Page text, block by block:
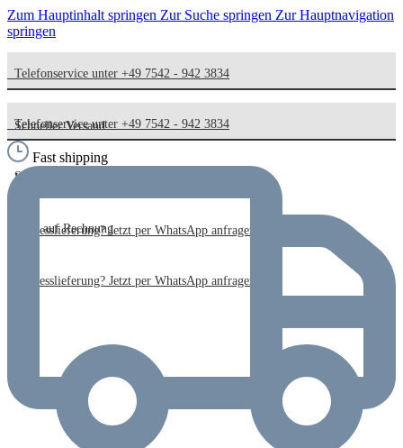
Zum Hauptinhalt springen Zur Suche springen Zur Hauptnavigation
springen
Telefonservice unter +49 7542 - 942 3834
Schneller Versand
Kauf auf Rechnung
Expresslieferung? Jetzt per WhatsApp anfragen!
Telefonservice unter +49 7542 - 942 3834
Schneller Versand
Kauf auf Rechnung
Expresslieferung? Jetzt per WhatsApp anfragen!
Fast shipping